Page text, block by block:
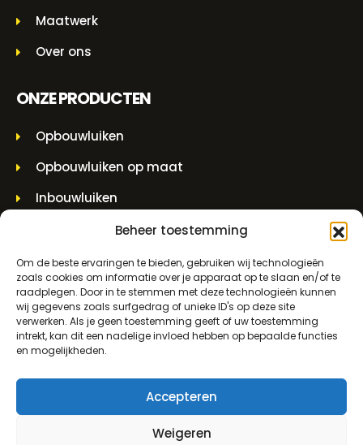
Beheer toestemming
Om de beste ervaringen te bieden, gebruiken wij technologieën
zoals cookies om informatie over je apparaat op te slaan en/of te
raadplegen. Door in te stemmen met deze technologieën kunnen
wij gegevens zoals surfgedrag of unieke ID's op deze site
verwerken. Als je geen toestemming geeft of uw toestemming
intrekt, kan dit een nadelige invloed hebben op bepaalde functies
en mogelijkheden.
Accepteren
Weigeren
Maatwerk
Over ons
ONZE PRODUCTEN
Opbouwluiken
Opbouwluiken op maat
Inbouwluiken
Aluminium luiken
Inbouw roosters
Bovenwaterkoppelingen
Muurdoorvoerstukken
Hijspotten en spindelpotten
CONTACTINFORMATIE
Molenwerf 5 1911 DB Uitgeest